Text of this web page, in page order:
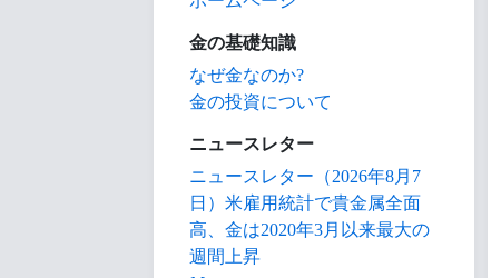
金の基礎知識
なぜ金なのか?
金の投資について
ニュースレター
ニュースレター（2026年8月7
日）米雇用統計で貴金属全面
高、金は2020年3月以来最大の
週間上昇